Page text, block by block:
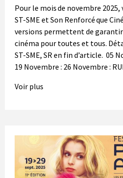
Pour le mois de novembre
ST-SME et Son Renforcé que
versions permettent de garantir
cinéma pour toutes et tous.
ST-SME, SR en fin d’article. 05
19 Novembre : 26 Novembre :
Voir plus